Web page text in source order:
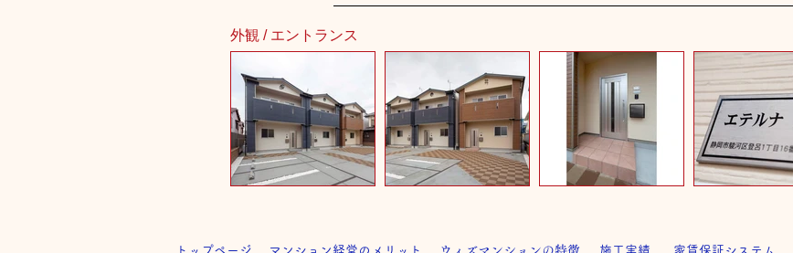
外観 / エントランス
トップページ マンション経営のメリット ウィズマンションの特徴 施工実績 家賃保証システム